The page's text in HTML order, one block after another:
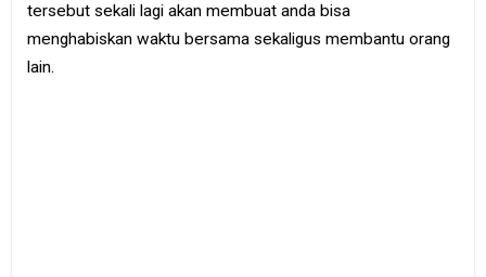
tersebut sekali lagi akan membuat anda bisa
menghabiskan waktu bersama sekaligus membantu orang
lain.